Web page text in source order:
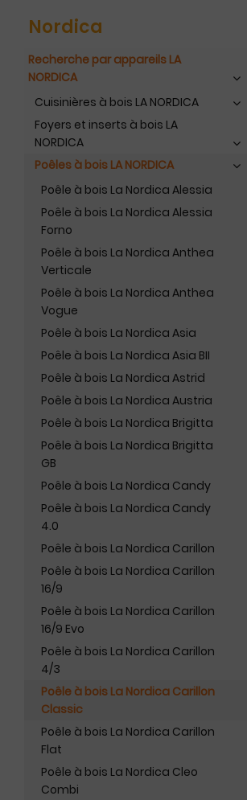
Nordica
Recherche par appareils LA
NORDICA
Cuisinières à bois LA NORDICA
Foyers et inserts à bois LA
NORDICA
Poêles à bois LA NORDICA
Poêle à bois La Nordica Alessia
Poêle à bois La Nordica Alessia
Forno
Poêle à bois La Nordica Anthea
Verticale
Poêle à bois La Nordica Anthea
Vogue
Poêle à bois La Nordica Asia
Poêle à bois La Nordica Asia BII
Poêle à bois La Nordica Astrid
Poêle à bois La Nordica Austria
Poêle à bois La Nordica Brigitta
Poêle à bois La Nordica Brigitta
GB
Poêle à bois La Nordica Candy
Poêle à bois La Nordica Candy
4.0
Poêle à bois La Nordica Carillon
Poêle à bois La Nordica Carillon
16/9
Poêle à bois La Nordica Carillon
16/9 Evo
Poêle à bois La Nordica Carillon
4/3
Poêle à bois La Nordica Carillon
Classic
Poêle à bois La Nordica Carillon
Flat
Poêle à bois La Nordica Cleo
Combi